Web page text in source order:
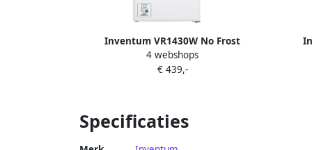
Inventum VR1430W No Frost
kastmodel vriezer energiezuinig 161
liter 143 cm hoog Supervriezen
Vrijstaand 5 lades vakken Wit
4 webshops
€ 439,-
201
Specificaties